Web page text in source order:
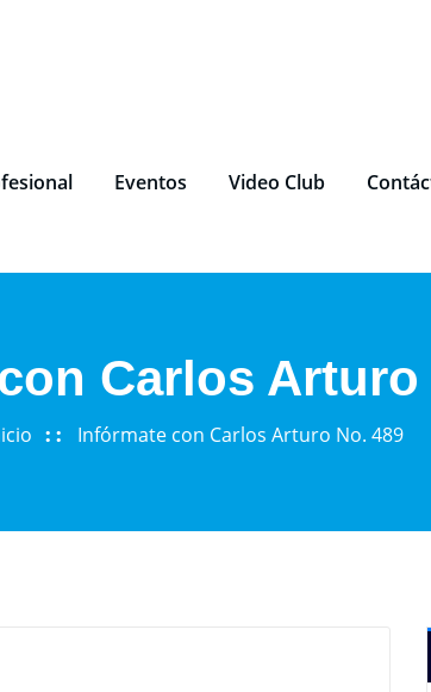
Eventos Video Club
Carlos Arturo
Infórmate con Carlos Arturo No. 489